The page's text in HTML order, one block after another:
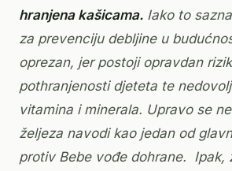
hranjena kašicama. Iako to
za prevenciju debljine u
oprezan, jer postoji opravdan
pothranjenosti djeteta te
vitamina i minerala. Upravo se
željeza navodi kao jedan od
protiv Bebe vođe dohrane. Ipak,